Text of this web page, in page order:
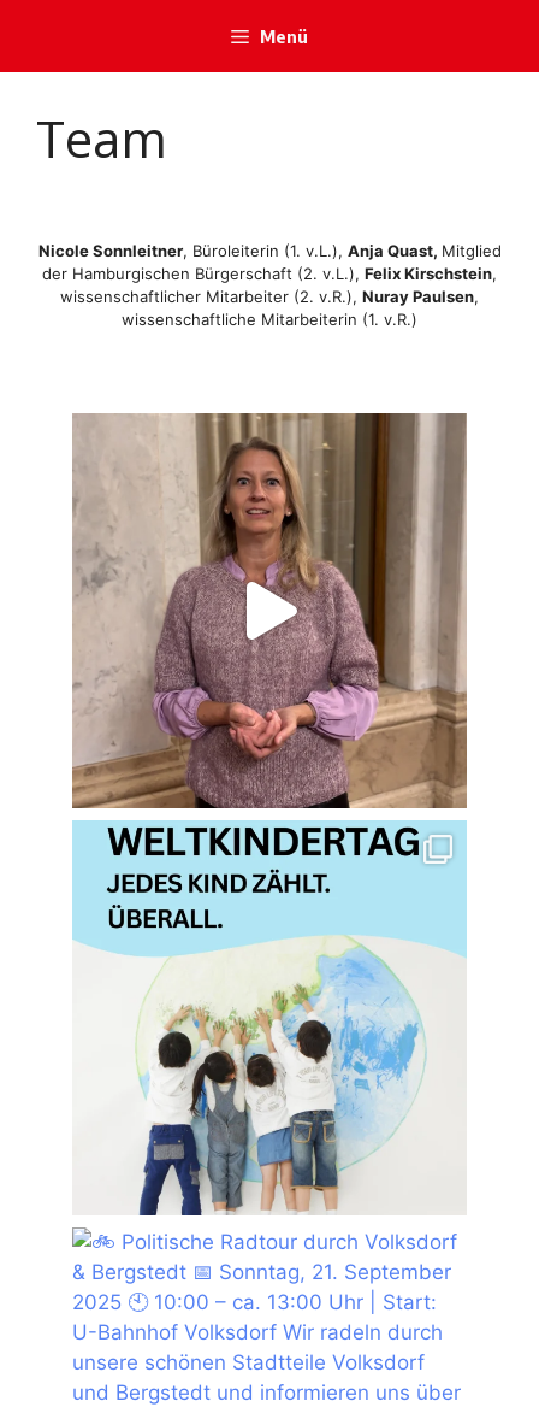
springen
Menü
Team
Nicole Sonnleitner, Büroleiterin (1. v.L.), Anja Quast, Mitglied
der Hamburgischen Bürgerschaft (2. v.L.), Felix Kirschstein,
wissenschaftlicher Mitarbeiter (2. v.R.), Nuray Paulsen,
wissenschaftliche Mitarbeiterin (1. v.R.)